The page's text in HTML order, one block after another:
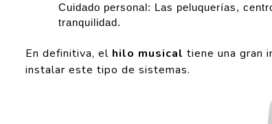
Cuidado personal: Las peluquerías,
tranquilidad.
En definitiva, el hilo musical tiene una gran
instalar este tipo de sistemas.